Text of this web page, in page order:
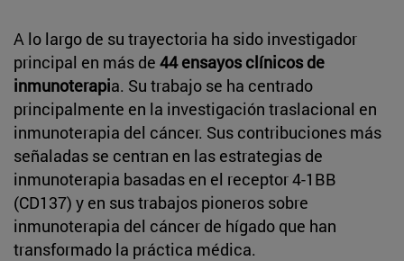
A lo largo de su trayectoria ha sido investigador
principal en más de 44 ensayos clínicos de
inmunoterapia. Su trabajo se ha centrado
principalmente en la investigación traslacional en
inmunoterapia del cáncer. Sus contribuciones más
señaladas se centran en las estrategias de
inmunoterapia basadas en el receptor 4-1BB
(CD137) y en sus trabajos pioneros sobre
inmunoterapia del cáncer de hígado que han
transformado la práctica médica.